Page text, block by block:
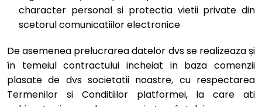
character personal si protectia vietii private din
scetorul comunicatiilor electronice
De asemenea prelucrarea datelor dvs se realizeaza și
în temeiul contractului incheiat in baza comenzii
plasate de dvs societatii noastre, cu respectarea
Termenilor si Conditiilor platformei, la care ati